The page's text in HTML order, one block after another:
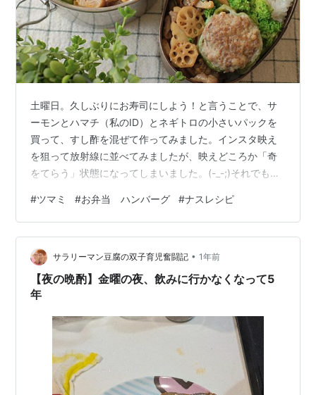
土曜日。久しぶりにお寿司にしよう！と言うことで、サ
ーモンとハマチ（私のID）とネギトロの小さいパックを
買って、すし酢を混ぜて作ってみました。インスタ映え
を狙って放射線に並べてみましたが、映えどころか「奇
をてらう」状態になってしまいました。(-_-;)それでも息
す。（やっぱりまた作ってみよう） 日曜日は、半日出か
けていて、前日に煮込んでおいたカレーと肉じゃがを温
め直しただけです。サントリーウィスキーのボトルが可
愛いのでこれを使っているものの中味は違うウィスキー
です。 今日のお弁当は作り置きのハンバーグと肉詰めピ
ーマンで。レンコンと豚肉の炒め物はこち…
#ツマミ #お弁当 ハンバーグ #ナスレシピ
サラリーマン豆腐の双子育児奮闘記 • 1年前
【夜の晩酌】金曜の夜、飲みに行かなくなって5
年